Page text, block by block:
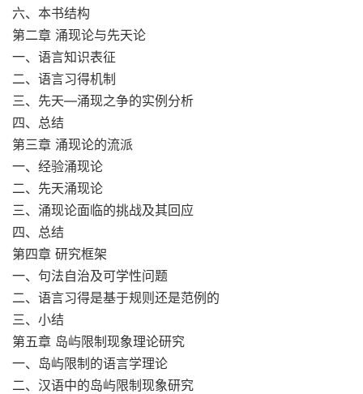
六、本书结构
第二章 涌现论与先天论
一、语言知识表征
二、语言习得机制
三、先天—涌现之争的实例分析
四、总结
第三章 涌现论的流派
一、经验涌现论
二、先天涌现论
三、涌现论面临的挑战及其回应
四、总结
第四章 研究框架
一、句法自治及可学性问题
二、语言习得是基于规则还是范例的
三、小结
第五章 岛屿限制现象理论研究
一、岛屿限制的语言学理论
二、汉语中的岛屿限制现象研究